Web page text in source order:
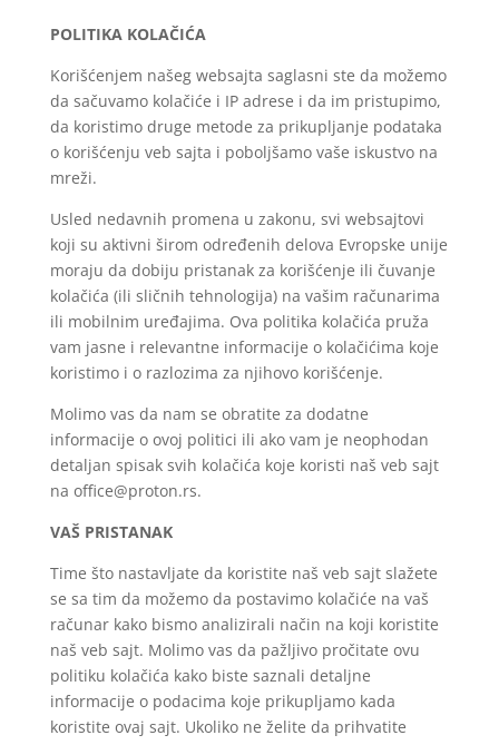
POLITIKA KOLAČIĆA
Korišćenjem našeg websajta saglasni ste da možemo
da sačuvamo kolačiće i IP adrese i da im pristupimo,
da koristimo druge metode za prikupljanje podataka
o korišćenju veb sajta i poboljšamo vaše iskustvo na
mreži.
Usled nedavnih promena u zakonu, svi websajtovi
koji su aktivni širom određenih delova Evropske unije
moraju da dobiju pristanak za korišćenje ili čuvanje
kolačića (ili sličnih tehnologija) na vašim računarima
ili mobilnim uređajima. Ova politika kolačića pruža
vam jasne i relevantne informacije o kolačićima koje
koristimo i o razlozima za njihovo korišćenje.
Molimo vas da nam se obratite za dodatne
informacije o ovoj politici ili ako vam je neophodan
detaljan spisak svih kolačića koje koristi naš veb sajt
na office@proton.rs.
VAŠ PRISTANAK
Time što nastavljate da koristite naš veb sajt slažete
se sa tim da možemo da postavimo kolačiće na vaš
računar kako bismo analizirali način na koji koristite
naš veb sajt. Molimo vas da pažljivo pročitate ovu
politiku kolačića kako biste saznali detaljne
informacije o podacima koje prikupljamo kada
koristite ovaj sajt. Ukoliko ne želite da prihvatite